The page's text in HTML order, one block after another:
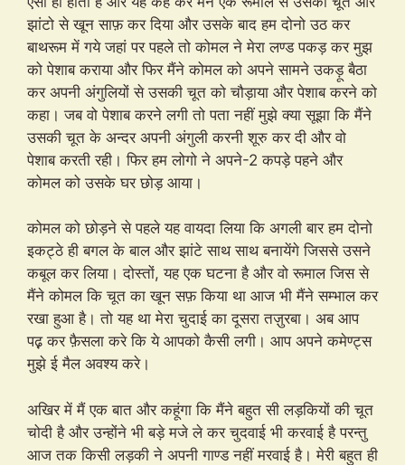
झांटो से खून साफ़ कर दिया और उसके बाद हम दोनो उठ कर
बाथरूम में गये जहां पर पहले तो कोमल ने मेरा लण्ड पकड़ कर मुझ
को पेशाब कराया और फिर मैंने कोमल को अपने सामने उकड़ू बैठा
कर अपनी अंगुलियों से उसकी चूत को चौड़ाया और पेशाब करने को
कहा। जब वो पेशाब करने लगी तो पता नहीं मुझे क्या सूझा कि मैंने
उसकी चूत के अन्दर अपनी अंगुली करनी शूरु कर दी और वो
पेशाब करती रही। फिर हम लोगो ने अपने-2 कपड़े पहने और
कोमल को उसके घर छोड़ आया।
कोमल को छोड़ने से पहले यह वायदा लिया कि अगली बार हम दोनो
इकट्ठे ही बगल के बाल और झांटे साथ साथ बनायेंगे जिससे उसने
कबूल कर लिया। दोस्तों, यह एक घटना है और वो रूमाल जिस से
मैंने कोमल कि चूत का खून सफ़ किया था आज भी मैंने सम्भाल कर
रखा हुआ है। तो यह था मेरा चुदाई का दूसरा तज़ुरबा। अब आप
पढ़़ कर फ़ैसला करे कि ये आपको कैसी लगी। आप अपने कमेण्ट्स
मुझे ई मैल अवश्य करे।
अखिर में मैं एक बात और कहूंगा कि मैंने बहुत सी लड़कियों की चूत
चोदी है और उन्होंने भी बड़े मजे ले कर चुदवाई भी करवाई है परन्तु
आज तक किसी लड़की ने अपनी गाण्ड नहीं मरवाई है। मेरी बहुत ही